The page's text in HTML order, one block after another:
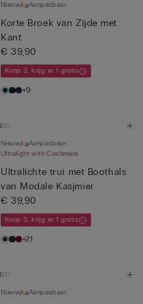
Nieuw Aanpasbaar
Korte Broek van Zijde met
Kant
€ 39,90
Koop 3, krijg er 1 gratis
+9
Nieuw
Aanpasbaar
Ultralight with Cashmere
Ultralichte trui met Boothals
van Modale Kasjmier
€ 39,90
Koop 3, krijg er 1 gratis
+21
Nieuw Aanpasbaar